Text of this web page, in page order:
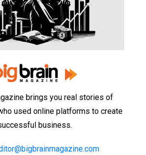
brings you real stories of
used online platforms to create
business.